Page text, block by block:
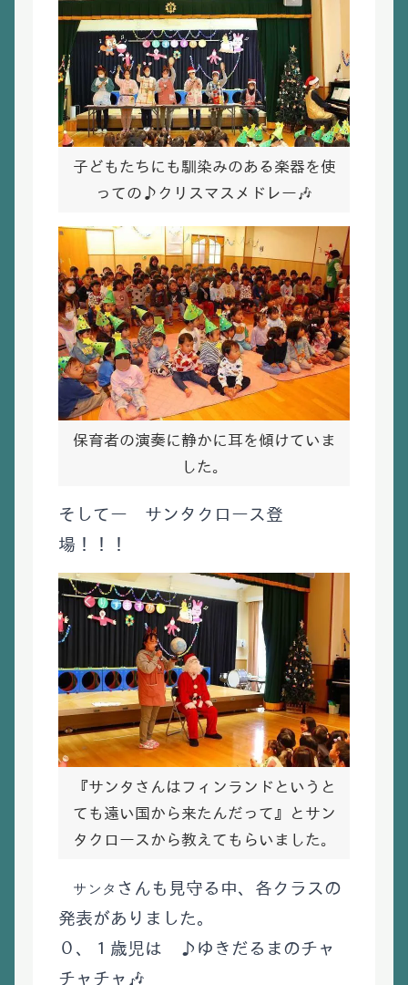
子どもたちにも馴染みのある楽器を使
っての♪クリスマスメドレー🎶
保育者の演奏に静かに耳を傾けていま
した。
そしてー サンタクロース登
場！！！
『サンタさんはフィンランドというと
ても遠い国から来たんだって』とサン
タクロースから教えてもらいました。
サンタ さんも見守る中、各クラスの
発表がありました。
０、１歳児は ♪ゆきだるまのチャ
チャチャ🎶